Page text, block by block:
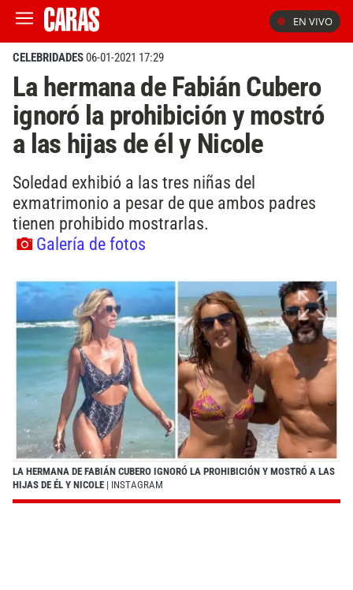
EN VIVO
CELEBRIDADES06-01-2021 17:29
La hermana de Fabián Cubero
ignoró la prohibición y mostró
a las hijas de él y Nicole
Soledad exhibió a las tres niñas del
exmatrimonio a pesar de que ambos padres
tienen prohibido mostrarlas.
Galería de fotos
LA HERMANA DE FABIÁN CUBERO IGNORÓ LA PROHIBICIÓN Y MOSTRÓ A LAS
HIJAS DE ÉL Y NICOLE | INSTAGRAM